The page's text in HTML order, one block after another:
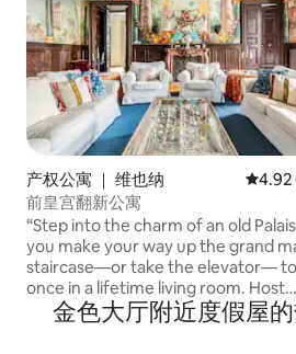
产权公寓 ｜ 维也纳 平均
4.92
前皇宫翻新公寓
“Step into the charm of an old
you make your way up the grand
staircase—or take the elevator—
once in a lifetime living room. Host
friends and family in a one-of-a-
living space, complete with
金色大厅附近度假屋